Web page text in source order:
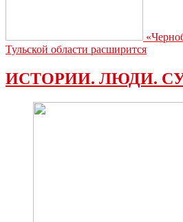
Тульской области расширится
ИСТОРИИ. ЛЮДИ.